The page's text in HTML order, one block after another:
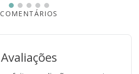
COMENTÁRIOS
Avaliações